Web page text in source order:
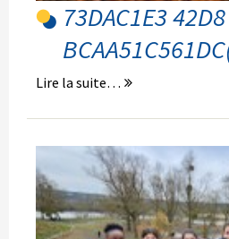
73DAC1E3
Lire la suite…